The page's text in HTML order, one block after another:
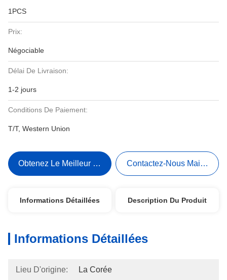
1PCS
Prix:
Négociable
Délai De Livraison:
1-2 jours
Conditions De Paiement:
T/T, Western Union
Obtenez Le Meilleur Prix Contactez-Nous Maintenant
Informations Détaillées Description Du Produit
Informations Détaillées
Lieu D'origine: La Corée